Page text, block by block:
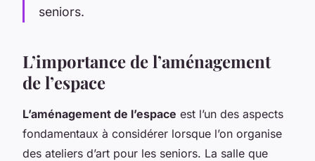
seniors.
L’importance de l’aménagement
de l’espace
L’aménagement de l’espace est l’un des aspects
fondamentaux à considérer lorsque l’on organise
des ateliers d’art pour les seniors. La salle que